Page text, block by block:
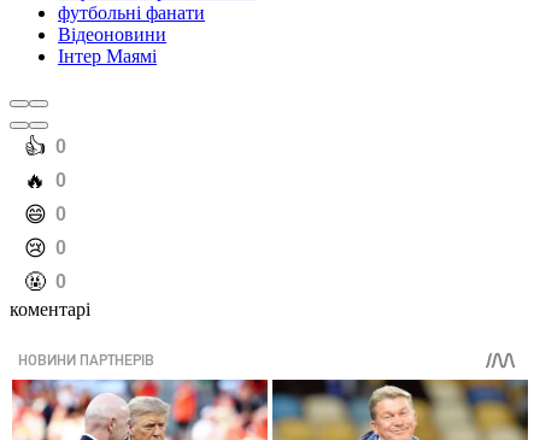
футбольні фанати
Відеоновини
Інтер Маямі
️👍 0
️🔥 0
️😄 0
️😢 0
️🤬 0
коментарі